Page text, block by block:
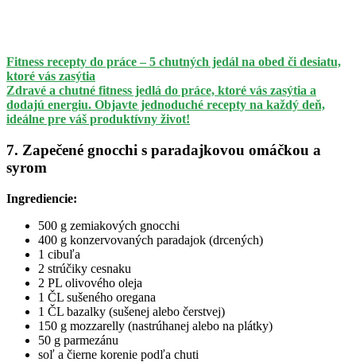
Fitness recepty do práce – 5 chutných jedál na obed či desiatu,
ktoré vás zasýtia
Zdravé a chutné fitness jedlá do práce, ktoré vás zasýtia a
dodajú energiu. Objavte jednoduché recepty na každý deň,
ideálne pre váš produktívny život!
7. Zapečené gnocchi s paradajkovou omáčkou a
syrom
Ingrediencie:
500 g zemiakových gnocchi
400 g konzervovaných paradajok (drcených)
1 cibuľa
2 strúčiky cesnaku
2 PL olivového oleja
1 ČL sušeného oregana
1 ČL bazalky (sušenej alebo čerstvej)
150 g mozzarelly (nastrúhanej alebo na plátky)
50 g parmezánu
soľ a čierne korenie podľa chuti